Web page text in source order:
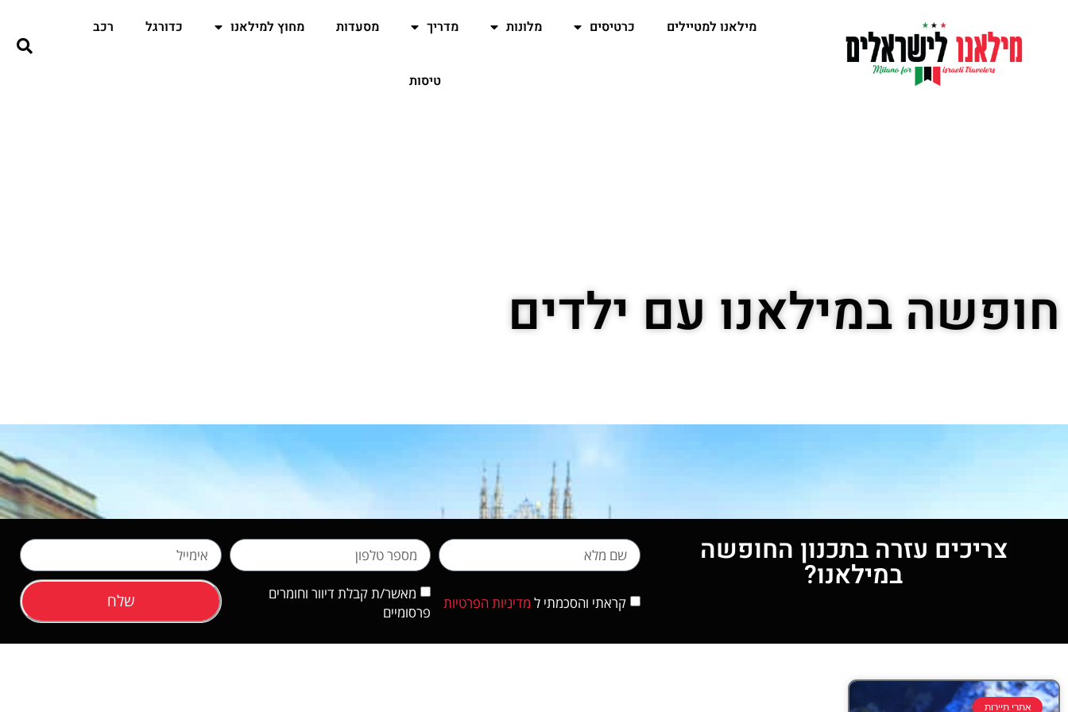
מילאנו למטיילים כרטיסים מלונות מדריך מסעדות מחוץ למילאנו כדורגל רכב
טיסות
חופשה במילאנו עם ילדים
צריכים עזרה בתכנון החופשה
במילאנו?
קראתי והסכמתי ל מדיניות הפרטיות
מאשר/ת קבלת דיוור וחומרים
פרסומיים
שלח
אתרי תיירות